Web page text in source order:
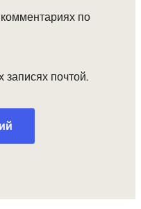
по
почтой.